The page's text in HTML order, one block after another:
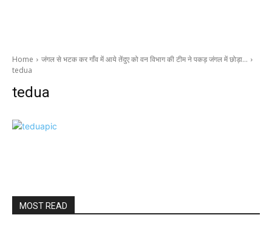
Home
जंगल से भटक कर गाँव में आये तेंदुए को वन विभाग की टीम ने पकड़ जंगल में छोड़ा…
tedua
tedua
MOST READ